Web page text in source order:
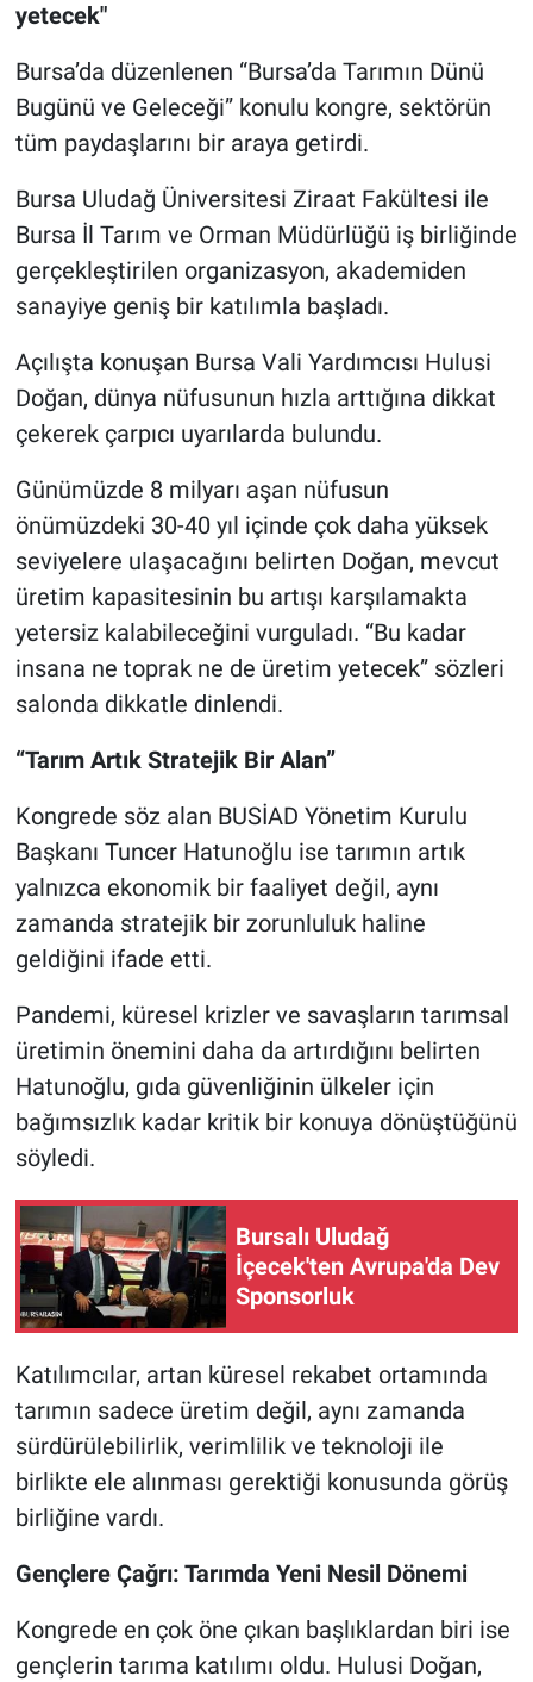
yetecek"
Bursa’da düzenlenen “Bursa’da Tarımın Dünü
Bugünü ve Geleceği” konulu kongre, sektörün
tüm paydaşlarını bir araya getirdi.
Bursa Uludağ Üniversitesi Ziraat Fakültesi ile
Bursa İl Tarım ve Orman Müdürlüğü iş birliğinde
gerçekleştirilen organizasyon, akademiden
sanayiye geniş bir katılımla başladı.
Açılışta konuşan Bursa Vali Yardımcısı Hulusi
Doğan, dünya nüfusunun hızla arttığına dikkat
çekerek çarpıcı uyarılarda bulundu.
Günümüzde 8 milyarı aşan nüfusun
önümüzdeki 30-40 yıl içinde çok daha yüksek
seviyelere ulaşacağını belirten Doğan, mevcut
üretim kapasitesinin bu artışı karşılamakta
yetersiz kalabileceğini vurguladı. “Bu kadar
insana ne toprak ne de üretim yetecek” sözleri
salonda dikkatle dinlendi.
“Tarım Artık Stratejik Bir Alan”
Kongrede söz alan BUSİAD Yönetim Kurulu
Başkanı Tuncer Hatunoğlu ise tarımın artık
yalnızca ekonomik bir faaliyet değil, aynı
zamanda stratejik bir zorunluluk haline
geldiğini ifade etti.
Pandemi, küresel krizler ve savaşların tarımsal
üretimin önemini daha da artırdığını belirten
Hatunoğlu, gıda güvenliğinin ülkeler için
bağımsızlık kadar kritik bir konuya dönüştüğünü
söyledi.
Bursalı Uludağ
İçecek'ten Avrupa'da Dev
Sponsorluk
Katılımcılar, artan küresel rekabet ortamında
tarımın sadece üretim değil, aynı zamanda
sürdürülebilirlik, verimlilik ve teknoloji ile
birlikte ele alınması gerektiği konusunda görüş
birliğine vardı.
Gençlere Çağrı: Tarımda Yeni Nesil Dönemi
Kongrede en çok öne çıkan başlıklardan biri ise
gençlerin tarıma katılımı oldu. Hulusi Doğan,
Siyaset
Yaşam
Spor
Nöbetçi Eczaneler